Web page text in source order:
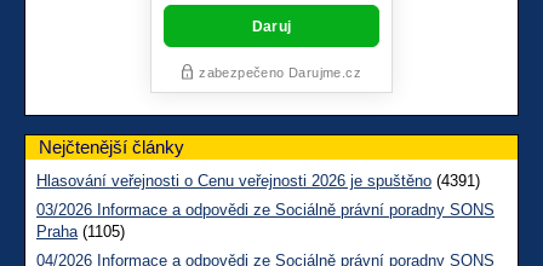
Nejčtenější články
Hlasování veřejnosti o Cenu veřejnosti 2026 je spuštěno (4391)
03/2026 Informace a odpovědi ze Sociálně právní poradny SONS
Praha(1105)
04/2026 Informace a odpovědi ze Sociálně právní poradny SONS